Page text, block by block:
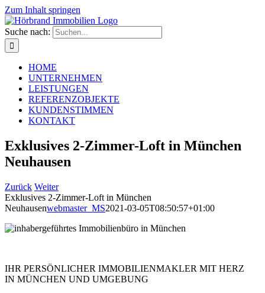
Zum Inhalt springen
Suche nach:
HOME
UNTERNEHMEN
LEISTUNGEN
REFERENZOBJEKTE
KUNDENSTIMMEN
KONTAKT
Exklusives 2-Zimmer-Loft in München
Neuhausen
Zurück Weiter
Exklusives 2-Zimmer-Loft in München
Neuhausenwebmaster_MS2021-03-05T08:50:57+01:00
IHR PERSÖNLICHER IMMOBILIENMAKLER MIT HERZ
IN MÜNCHEN UND UMGEBUNG